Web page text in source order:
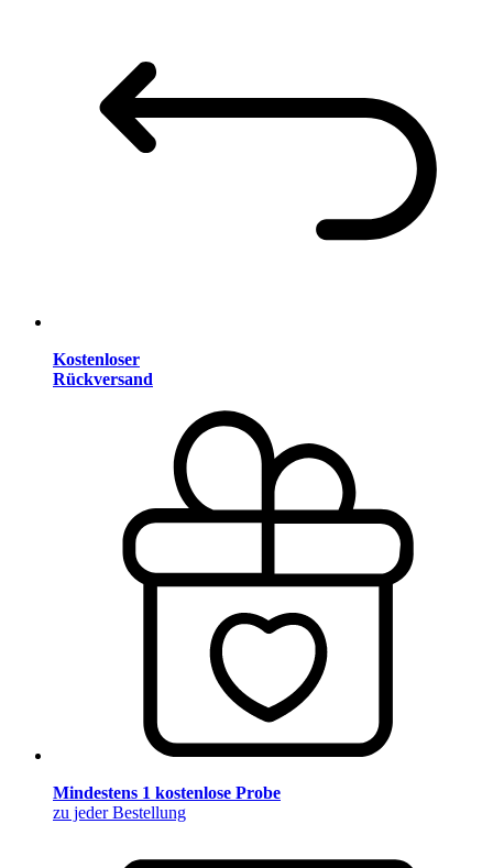
Kostenloser
Rückversand
Mindestens 1 kostenlose Probe
zu jeder Bestellung